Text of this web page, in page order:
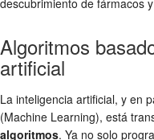
descubrimiento de fármacos
Algoritmos
artificial
La inteligencia artificial, y en
(Machine Learning), está
algoritmos. Ya no solo